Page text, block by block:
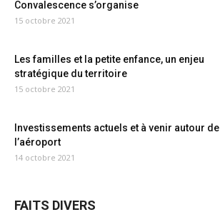
Convalescence s’organise
15 octobre 2021
Les familles et la petite enfance, un enjeu
stratégique du territoire
15 octobre 2021
Investissements actuels et à venir autour de
l’aéroport
14 octobre 2021
FAITS DIVERS